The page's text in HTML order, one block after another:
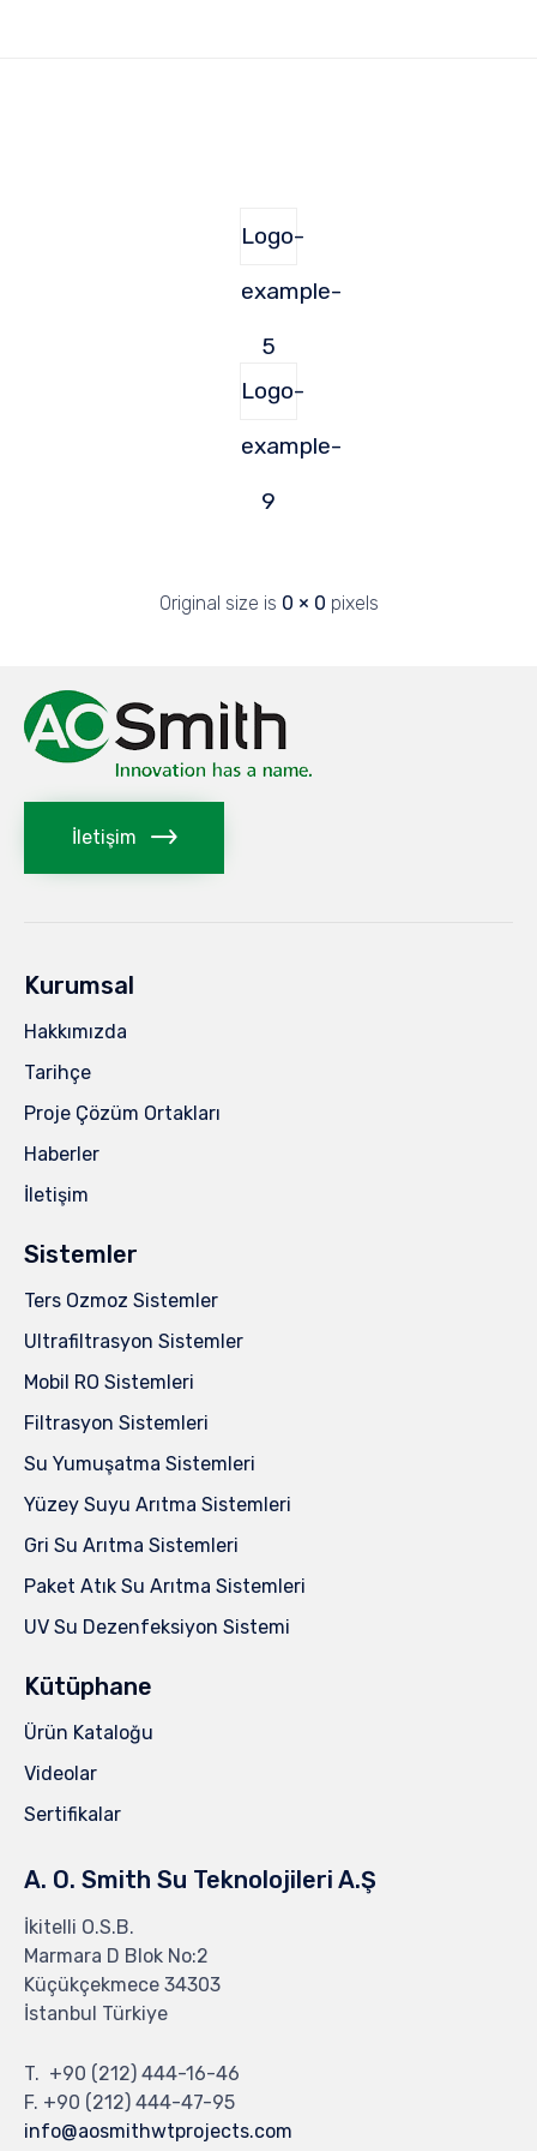
Logo-
example-
5
Logo-
example-
9
Original size is 0 × 0 pixels
İletişim
Kurumsal
Hakkımızda
Tarihçe
Proje Çözüm Ortakları
Haberler
İletişim
Sistemler
Ters Ozmoz Sistemler
Ultrafiltrasyon Sistemler
Mobil RO Sistemleri
Filtrasyon Sistemleri
Su Yumuşatma Sistemleri
Yüzey Suyu Arıtma Sistemleri
Gri Su Arıtma Sistemleri
Paket Atık Su Arıtma Sistemleri
UV Su Dezenfeksiyon Sistemi
Kütüphane
Ürün Kataloğu
Videolar
Sertifikalar
A. O. Smith Su Teknolojileri A.Ş
İkitelli O.S.B.
Marmara D Blok No:2
Küçükçekmece 34303
İstanbul Türkiye
T. +90 (212) 444-16-46
F. +90 (212) 444-47-95
info@aosmithwtprojects.com